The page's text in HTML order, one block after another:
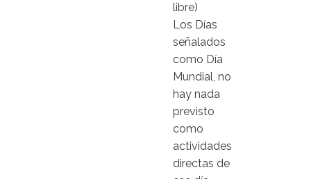
libre)
Los Días
señalados
como Día
Mundial, no
hay nada
previsto
como
actividades
directas de